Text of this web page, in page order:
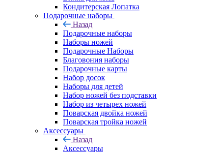
Кондитерская Лопатка
Подарочные наборы
Назад
Подарочные наборы
Наборы ножей
Подарочные Наборы
Благовония наборы
Подарочные карты
Набор досок
Наборы для детей
Набор ножей без подставки
Набор из четырех ножей
Поварская двойка ножей
Поварская тройка ножей
Аксессуары
Назад
Аксессуары